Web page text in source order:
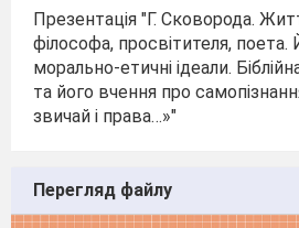
Презентація "Г. Сковорода.
філософа, просвітителя, поета.
морально-етичні ідеали.
та його вчення про
звичай і права…»"
Перегляд файлу